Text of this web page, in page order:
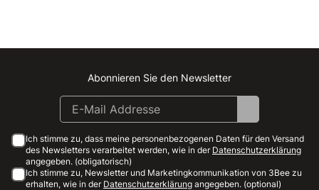
Instagram
Facebook
Linkedin
Youtube
Abonnieren Sie den Newsletter
Ich stimme zu, dass meine personenbezogenen Daten für den Versand
des Newsletters verarbeitet werden, wie in der Datenschutzerklärung
angegeben. (obligatorisch)
Ich stimme zu, Newsletter und Marketingkommunikation von 3Bee zu
erhalten, wie in der Datenschutzerklärung angegeben. (optional)